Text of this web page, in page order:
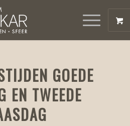
GOEDE
EN TWEEDE